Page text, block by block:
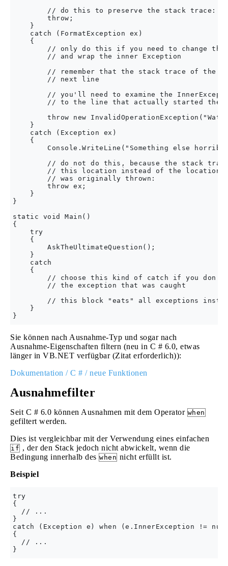
        // do this to preserve the stack trace:
        throw;
    }
    catch (FormatException ex)
    {
// only do this if you need to change
        // and wrap the inner Exception
// remember that the stack trace of the
        // next line
// you'll need to examine the
// to the line that actually started the
throw new
    }
    catch (Exception ex)
    {
Console.WriteLine("Something else
// do not do this, because the stack
// this location instead of the location
        // was originally thrown:
        throw ex;
    }
}
static void Main()
{
    try
    {
        AskTheUltimateQuestion();
    }
    catch
    {
// choose this kind of catch if you
        // the exception that was caught
// this block "eats" all exceptions
    }
Sie können nach Ausnahme-Typ und sogar nach
Ausnahme-Eigenschaften filtern (neu in C # 6.0, etwas
länger in VB.NET verfügbar (Zitat erforderlich)):
Dokumentation / C # / neue Funktionen
Ausnahmefilter
Seit C # 6.0 können Ausnahmen mit dem Operator when
gefiltert werden.
Dies ist vergleichbar mit der Verwendung eines einfachen
if , der den Stack jedoch nicht abwickelt, wenn die
Bedingung innerhalb des when nicht erfüllt ist.
Beispiel
try
{
  // ...
}
catch (Exception e) when (e.InnerException !=
{
  // ...